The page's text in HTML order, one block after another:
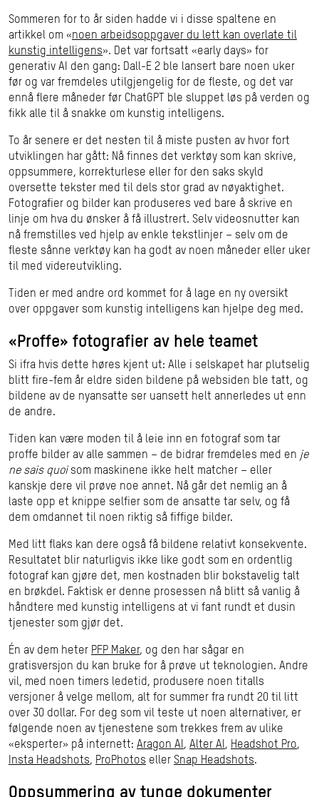
Sommeren for to år siden hadde vi i disse spaltene en
artikkel om «noen arbeidsoppgaver du lett kan overlate til
kunstig intelligens». Det var fortsatt «early days» for
generativ AI den gang: Dall-E 2 ble lansert bare noen uker
før og var fremdeles utilgjengelig for de fleste, og det var
ennå flere måneder før ChatGPT ble sluppet løs på verden og
fikk alle til å snakke om kunstig intelligens.
To år senere er det nesten til å miste pusten av hvor fort
utviklingen har gått: Nå finnes det verktøy som kan skrive,
oppsummere, korrekturlese eller for den saks skyld
oversette tekster med til dels stor grad av nøyaktighet.
Fotografier og bilder kan produseres ved bare å skrive en
linje om hva du ønsker å få illustrert. Selv videosnutter kan
nå fremstilles ved hjelp av enkle tekstlinjer – selv om de
fleste sånne verktøy kan ha godt av noen måneder eller uker
til med videreutvikling.
Tiden er med andre ord kommet for å lage en ny oversikt
over oppgaver som kunstig intelligens kan hjelpe deg med.
«Proffe» fotografier av hele teamet
Si ifra hvis dette høres kjent ut: Alle i selskapet har plutselig
blitt fire-fem år eldre siden bildene på websiden ble tatt, og
bildene av de nyansatte ser uansett helt annerledes ut enn
de andre.
Tiden kan være moden til å leie inn en fotograf som tar
proffe bilder av alle sammen – de bidrar fremdeles med en je
ne sais quoisom maskinene ikke helt matcher – eller
kanskje dere vil prøve noe annet. Nå går det nemlig an å
laste opp et knippe selfier som de ansatte tar selv, og få
dem omdannet til noen riktig så fiffige bilder.
Med litt flaks kan dere også få bildene relativt konsekvente.
Resultatet blir naturligvis ikke like godt som en ordentlig
fotograf kan gjøre det, men kostnaden blir bokstavelig talt
en brøkdel. Faktisk er denne prosessen nå blitt så vanlig å
håndtere med kunstig intelligens at vi fant rundt et dusin
tjenester som gjør det.
Én av dem heter PFP Maker, og den har sågar en
gratisversjon du kan bruke for å prøve ut teknologien. Andre
vil, med noen timers ledetid, produsere noen titalls
versjoner å velge mellom, alt for summer fra rundt 20 til litt
over 30 dollar. For deg som vil teste ut noen alternativer, er
følgende noen av tjenestene som trekkes frem av ulike
«eksperter» på internett: Aragon AI , Alter AI , Headshot Pro,
Insta Headshots, ProPhotos eller Snap Headshots.
Oppsummering av tunge dokumenter